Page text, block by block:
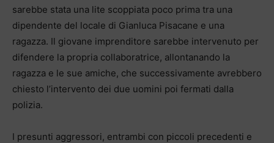
sarebbe stata una lite scoppiata poco prima tra una
dipendente del locale di Gianluca Pisacane e una
ragazza. Il giovane imprenditore sarebbe intervenuto per
difendere la propria collaboratrice, allontanando la
ragazza e le sue amiche, che successivamente avrebbero
chiesto l’intervento dei due uomini poi fermati dalla
polizia.
I presunti aggressori, entrambi con piccoli precedenti e